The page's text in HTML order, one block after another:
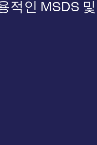
적인 MSDS 및